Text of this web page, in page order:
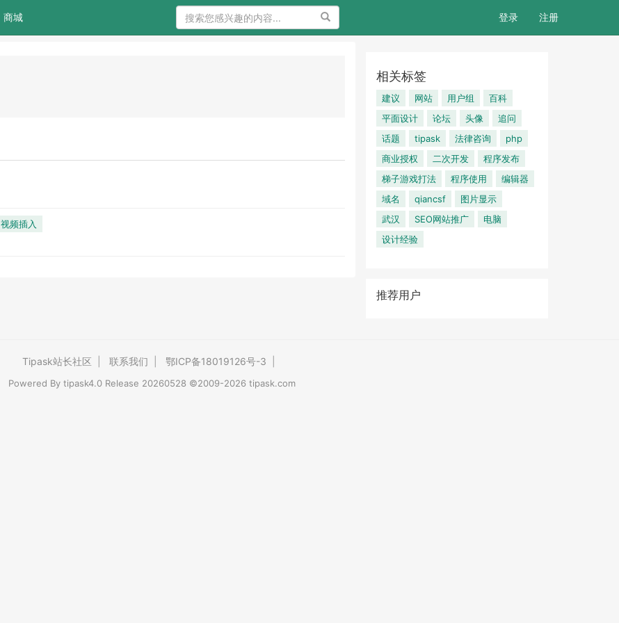
商城 搜索 登录 注册
视频插入
相关标签
建议 网站 用户组
百科
平面设计
论坛 头像
追问
话题
tipask 法律咨询
php
商业授权
二次开发
程序发布
梯子游戏打法
程序使用
编辑器
域名
qiancsf
图片显示
武汉
SEO网站推广
电脑
设计经验
推荐用户
Tipask站长社区 联系我们 鄂ICP备18019126号-3
Powered By tipask4.0Release 20260528 ©2009-2026 tipask.com